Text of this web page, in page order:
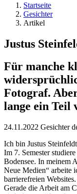
Startseite
Gesichter
Artikel
Justus
Für manche
Fotograf.
lange ein Teil
24.11.2022 Gesichter
Ich bin Justus
Im 7. Semester
Bodensee. In meinem
Neue Medien“ arbeite
barrierefreien
Gerade die Arbeit am